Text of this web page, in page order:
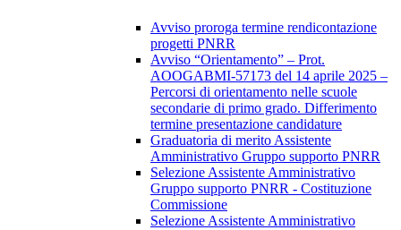
Avviso proroga termine rendicontazione
progetti PNRR
Avviso “Orientamento” – Prot.
AOOGABMI-57173 del 14 aprile 2025 –
Percorsi di orientamento nelle scuole
secondarie di primo grado. Differimento
termine presentazione candidature
Graduatoria di merito Assistente
Amministrativo Gruppo supporto PNRR
Selezione Assistente Amministrativo
Gruppo supporto PNRR - Costituzione
Commissione
Selezione Assistente Amministrativo